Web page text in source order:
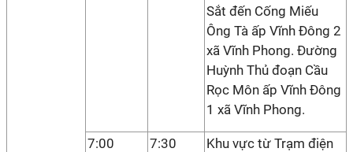
Sắt đến Cống Miếu
Ông Tà ấp Vĩnh Đông 2
xã Vĩnh Phong. Đường
Huỳnh Thủ đoạn Cầu
Rọc Môn ấp Vĩnh Đông
1 xã Vĩnh Phong.
7:00 7:30
Khu vực từ Trạm điện